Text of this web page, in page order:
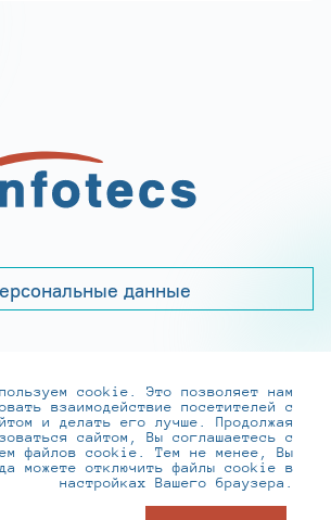
данные
737-6192, 8-800-250-0-260
,hr@infotecs.ru
Отрадная ул., 2Б строение 1
cookie. Это позволяет нам
взаимодействие посетителей с
и делать его лучше. Продолжая
сайтом, Вы соглашаетесь с
файлов cookie. Тем не менее, Вы
можете отключить файлы cookie в
настройках Вашего браузера.